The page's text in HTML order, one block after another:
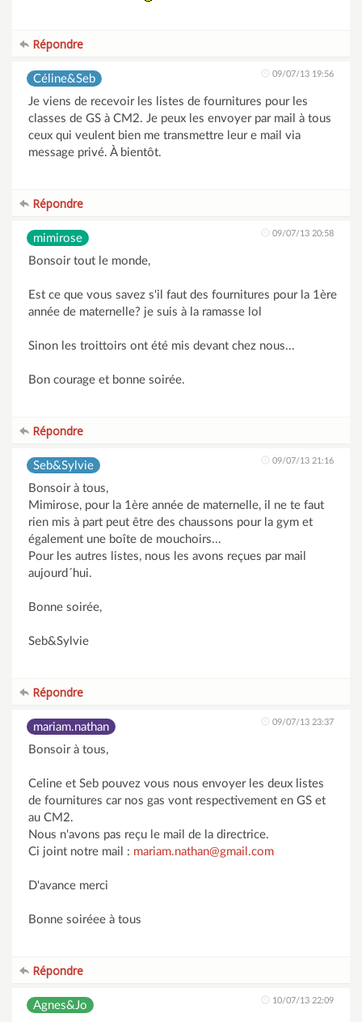
Répondre
Céline&Seb 09/07/13 19:56
Je viens de recevoir les listes de fournitures pour les
classes de GS à CM2. Je peux les envoyer par mail à tous
ceux qui veulent bien me transmettre leur e mail via
message privé. À bientôt.
Répondre
mimirose 09/07/13 20:58
Bonsoir tout le monde,
Est ce que vous savez s'il faut des fournitures pour la 1ère
année de maternelle? je suis à la ramasse lol
Sinon les troittoirs ont été mis devant chez nous...
Bon courage et bonne soirée.
Répondre
Seb&Sylvie 09/07/13 21:16
Bonsoir à tous,
Mimirose, pour la 1ère année de maternelle, il ne te faut
rien mis à part peut être des chaussons pour la gym et
également une boîte de mouchoirs...
Pour les autres listes, nous les avons reçues par mail
aujourd´hui.
Bonne soirée,
Seb&Sylvie
Répondre
mariam.nathan 09/07/13 23:37
Bonsoir à tous,
Celine et Seb pouvez vous nous envoyer les deux listes
de fournitures car nos gas vont respectivement en GS et
au CM2.
Nous n'avons pas reçu le mail de la directrice.
Ci joint notre mail : mariam.nathan@gmail.com
D'avance merci
Bonne soiréee à tous
Répondre
Agnes&Jo 10/07/13 22:09